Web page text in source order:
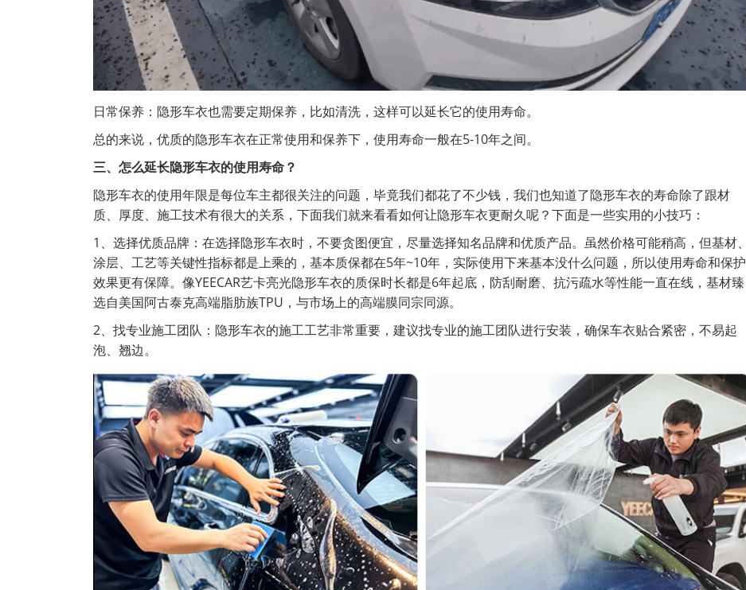
日常保养：隐形车衣也需要定期保养，比如清洗，这样可以延长它的使用寿命。
总的来说，优质的隐形车衣在正常使用和保养下，使用寿命一般在5-10年之间。
三、怎么延长隐形车衣的使用寿命？
隐形车衣的使用年限是每位车主都很关注的问题，毕竟我们都花了不少钱，我们也知道了隐形车衣的寿命除了跟材
质、厚度、施工技术有很大的关系，下面我们就来看看如何让隐形车衣更耐久呢？下面是一些实用的小技巧：
1、选择优质品牌：在选择隐形车衣时，不要贪图便宜，尽量选择知名品牌和优质产品。虽然价格可能稍高，但基材、
涂层、工艺等关键性指标都是上乘的，基本质保都在5年~10年，实际使用下来基本没什么问题，所以使用寿命和保护
效果更有保障。像YEECAR艺卡亮光隐形车衣的质保时长都是6年起底，防刮耐磨、抗污疏水等性能一直在线，基材臻
选自美国阿古泰克高端脂肪族TPU，与市场上的高端膜同宗同源。
2、找专业施工团队：隐形车衣的施工工艺非常重要，建议找专业的施工团队进行安装，确保车衣贴合紧密，不易起
泡、翘边。